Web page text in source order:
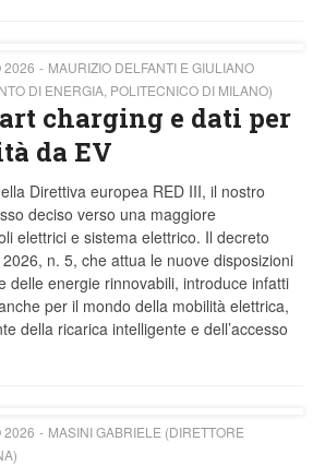
2026
MAURIZIO DELFANTI E GIULIANO
DI ENERGIA, POLITECNICO DI MILANO)
charging e dati per
da EV
Direttiva europea RED III, il nostro
deciso verso una maggiore
elettrici e sistema elettrico. Il decreto
n. 5, che attua le nuove disposizioni
delle energie rinnovabili, introduce infatti
per il mondo della mobilità elettrica,
della ricarica intelligente e dell’accesso
2026
MASINI GABRIELE (DIRETTORE